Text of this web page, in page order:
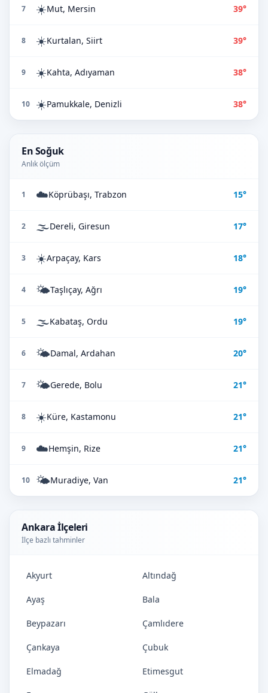
7 ☀️Mut, Mersin 39°
8 ☀️Kurtalan, Siirt 39°
9 ☀️Kahta, Adıyaman 38°
10 ☀️Pamukkale, Denizli 38°
En Soğuk
Anlık ölçüm
1 ☁️Köprübaşı, Trabzon 15°
2 🌫️Dereli, Giresun 17°
3 ☀️Arpaçay, Kars 18°
4 🌤️Taşlıçay, Ağrı 19°
5 🌫️Kabataş, Ordu 19°
6 🌤️Damal, Ardahan 20°
7 🌤️Gerede, Bolu 21°
8 ☀️Küre, Kastamonu 21°
9 ☁️Hemşin, Rize 21°
10 🌤️Muradiye, Van 21°
Ankara İlçeleri
İlçe bazlı tahminler
Akyurt Altındağ
Ayaş Bala
Beypazarı Çamlıdere
Çankaya Çubuk
Elmadağ Etimesgut